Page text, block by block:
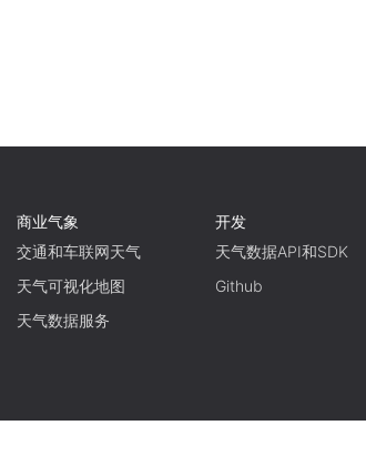
商业气象
交通和车联网天气
天气可视化地图
天气数据服务
开发
天气数据API和SDK
Github